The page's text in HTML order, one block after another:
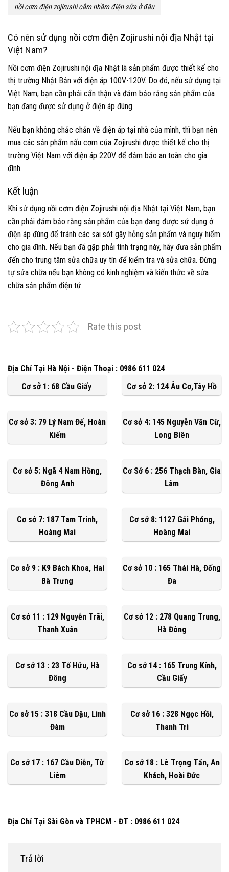
nồi cơm điện zojirushi cắm nhầm điện sửa ở đâu
Có nên sử dụng nồi cơm điện Zojirushi nội địa Nhật tại
Việt Nam?
Nồi cơm điện Zojirushi nội địa Nhật là sản phẩm được thiết kế cho
thị trường Nhật Bản với điện áp 100V-120V. Do đó, nếu sử dụng tại
Việt Nam, bạn cần phải cẩn thận và đảm bảo rằng sản phẩm của
bạn đang được sử dụng ở điện áp đúng.
Nếu bạn không chắc chắn về điện áp tại nhà của mình, thì bạn nên
mua các sản phẩm nấu cơm của Zojirushi được thiết kế cho thị
trường Việt Nam với điện áp 220V để đảm bảo an toàn cho gia
đình.
Kết luận
Khi sử dụng nồi cơm điện Zojirushi nội địa Nhật tại Việt Nam, bạn
cần phải đảm bảo rằng sản phẩm của bạn đang được sử dụng ở
điện áp đúng để tránh các sai sót gây hỏng sản phẩm và nguy hiểm
cho gia đình. Nếu bạn đã gặp phải tình trạng này, hãy đưa sản phẩm
đến cho trung tâm sửa chữa uy tín để kiểm tra và sửa chữa. Đừng
tự sửa chữa nếu bạn không có kinh nghiệm và kiến thức về sửa
chữa sản phẩm điện tử.
Rate this post
Địa Chỉ Tại Hà Nội - Điện Thoại : 0986 611 024
Cơ sở 1: 68 Cầu Giấy
Cơ sở 2: 124 Âu Cơ,Tây Hồ
Cơ sở 3: 79 Lý Nam Đế, Hoàn
Kiếm
Cơ sở 4: 145 Nguyễn Văn Cừ,
Long Biên
Cơ sở 5: Ngã 4 Nam Hồng,
Đông Anh
Cơ Sở 6 : 256 Thạch Bàn, Gia
Lâm
Cơ sở 7: 187 Tam Trinh,
Hoàng Mai
Cơ sở 8: 1127 Gải Phóng,
Hoàng Mai
Cơ sở 9 : K9 Bách Khoa, Hai
Bà Trưng
Cơ sở 10 : 165 Thái Hà, Đống
Đa
Cơ sở 11 : 129 Nguyễn Trãi,
Thanh Xuân
Cơ sở 12 : 278 Quang Trung,
Hà Đông
Cơ sở 13 : 23 Tố Hữu, Hà
Đông
Cơ sở 14 : 165 Trung Kính,
Cầu Giấy
Cơ sở 15 : 318 Cầu Dậu, Linh
Đàm
Cơ sở 16 : 328 Ngọc Hồi,
Thanh Trì
Cơ sở 17 : 167 Cầu Diễn, Từ
Liêm
Cơ sở 18 : Lê Trọng Tấn, An
Khách, Hoài Đức
Địa Chỉ Tại Sài Gòn và TPHCM - ĐT : 0986 611 024
Trả lời